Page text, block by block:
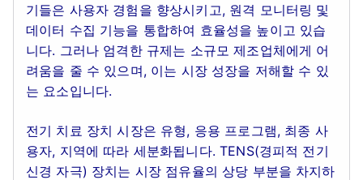
기들은 사용자 경험을 향상시키고, 원격 모니터링 및
데이터 수집 기능을 통합하여 효율성을 높이고 있습
니다. 그러나 엄격한 규제는 소규모 제조업체에게 어
려움을 줄 수 있으며, 이는 시장 성장을 저해할 수 있
는 요소입니다.
전기 치료 장치 시장은 유형, 응용 프로그램, 최종 사
용자, 지역에 따라 세분화됩니다. TENS(경피적 전기
신경 자극) 장치는 시장 점유율의 상당 부분을 차지하